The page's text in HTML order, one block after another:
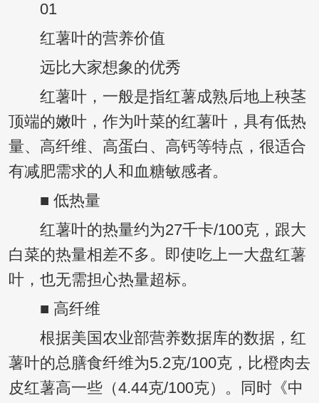
01
红薯叶的营养价值
远比大家想象的优秀
红薯叶，一般是指红薯成熟后地上秧茎
顶端的嫩叶，作为叶菜的红薯叶，具有低热
量、高纤维、高蛋白、高钙等特点，很适合
有减肥需求的人和血糖敏感者。
■ 低热量
红薯叶的热量约为27千卡/100克，跟大
白菜的热量相差不多。即使吃上一大盘红薯
叶，也无需担心热量超标。
■ 高纤维
根据美国农业部营养数据库的数据，红
薯叶的总膳食纤维为5.2克/100克，比橙肉去
皮红薯高一些（4.44克/100克）。同时《中